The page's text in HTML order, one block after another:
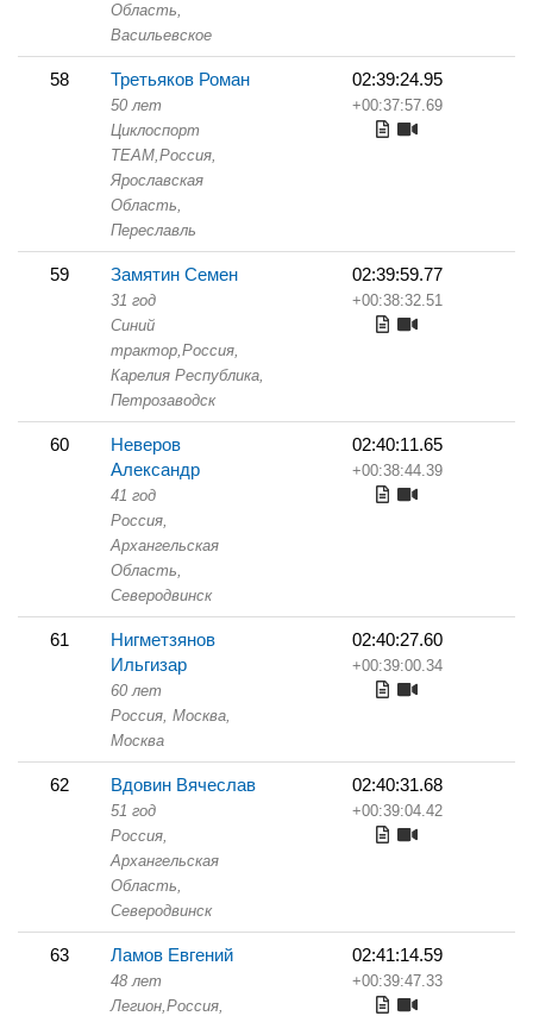
Область,
Васильевское
58 Третьяков Роман
50 лет
Циклоспорт
TEAM,Россия,
Ярославская
Область,
Переславль
02:39:24.95
+00:37:57.69
59 Замятин Семен
31 год
Синий
трактор,Россия,
Карелия Республика,
Петрозаводск
02:39:59.77
+00:38:32.51
60
Неверов
Александр
41 год
Россия,
Архангельская
Область,
Северодвинск
02:40:11.65
+00:38:44.39
61
Нигметзянов
Ильгизар
60 лет
Россия, Москва,
Москва
02:40:27.60
+00:39:00.34
62 Вдовин Вячеслав
51 год
Россия,
Архангельская
Область,
Северодвинск
02:40:31.68
+00:39:04.42
63 Ламов Евгений
48 лет
Легион,Россия,
02:41:14.59
+00:39:47.33